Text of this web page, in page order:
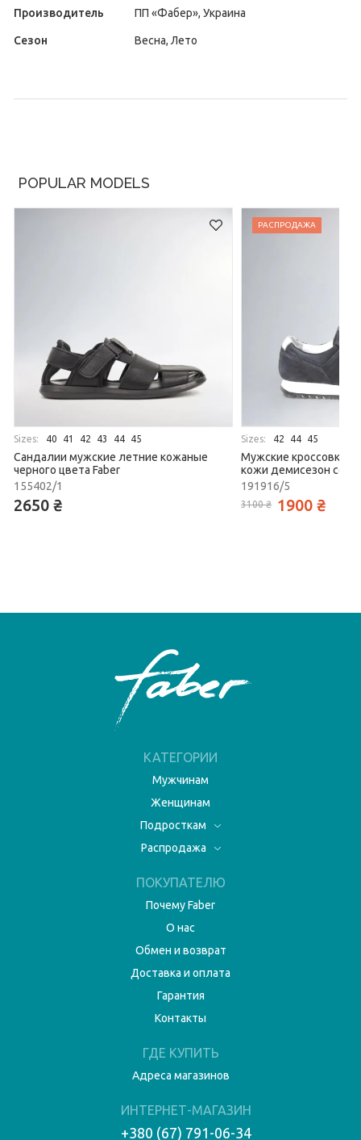
Производитель ПП «Фабер», Украина
Сезон Весна, Лето
POPULAR MODELS
Sizes: 40 41 42 43 44 45
Сандалии мужские летние кожаные
черного цвета Faber
155402/1
2650 ₴
РАСПРОДАЖА
Sizes: 42 44 45
Мужские кроссовки
кожи демисезон
191916/5
3100 ₴ 1900 ₴
КАТЕГОРИИ
Мужчинам
Женщинам
Подросткам
Распродажа
ПОКУПАТЕЛЮ
Почему Faber
О нас
Обмен и возврат
Доставка и оплата
Гарантия
Контакты
ГДЕ КУПИТЬ
Адреса магазинов
ИНТЕРНЕТ-МАГАЗИН
+380 (67) 791-06-34